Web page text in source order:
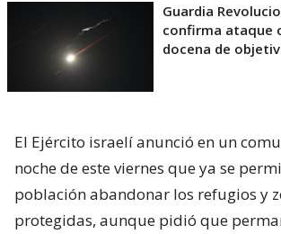
Guardia
confirma ataque
docena de
El Ejército israelí anunció en un
noche de este viernes que ya se
población abandonar los refugios y
protegidas, aunque pidió que